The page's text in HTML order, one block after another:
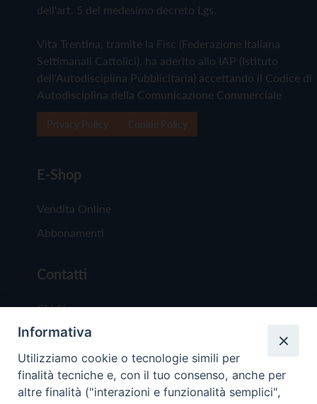
dell'art. 5 del medesimo decreto Lgs.
Vita Trentina, tramite la Fisc (Federazione Italiana
Settimanali Cattolici), ha aderito allo IAP (Istituto
dell'Autodisciplina Pubblicitaria) accettando il Codice di
Autodisciplina della Comunicazione Commerciale
E-Shop
Vendita Online
Abbonamenti
Contatti
Chi Siamo
Redazione
Scrivici
Informativa
Utilizziamo cookie o tecnologie simili per
finalità tecniche e, con il tuo consenso, anche per
altre finalità ("interazioni e funzionalità semplici",